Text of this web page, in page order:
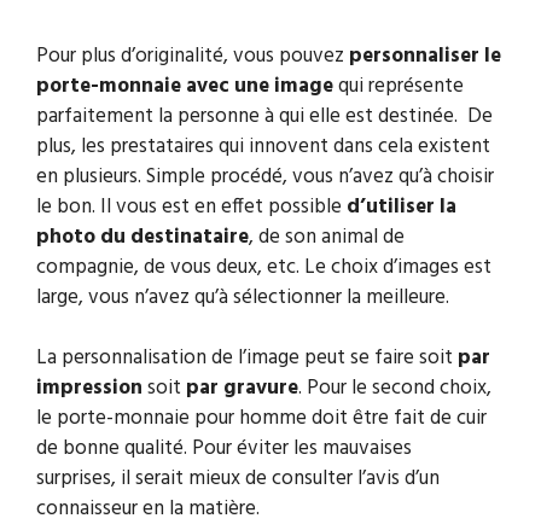
Pour plus d’originalité, vous pouvez personnaliser le
porte-monnaie avec une imagequi représente
parfaitement la personne à qui elle est destinée. De
plus, les prestataires qui innovent dans cela existent
en plusieurs. Simple procédé, vous n’avez qu’à choisir
le bon. Il vous est en effet possible d’utiliser la
photo du destinataire, de son animal de
compagnie, de vous deux, etc. Le choix d’images est
large, vous n’avez qu’à sélectionner la meilleure.
La personnalisation de l’image peut se faire soit par
impressionsoit par gravure. Pour le second choix,
le porte-monnaie pour homme doit être fait de cuir
de bonne qualité. Pour éviter les mauvaises
surprises, il serait mieux de consulter l’avis d’un
connaisseur en la matière.